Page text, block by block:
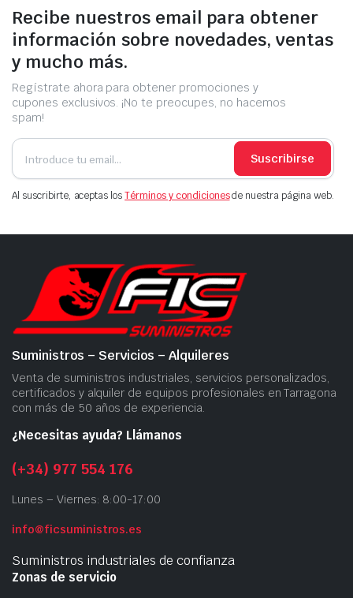
Recibe nuestros email para obtener
información sobre novedades, ventas
y mucho más.
Regístrate ahora para obtener promociones y
cupones exclusivos. ¡No te preocupes, no hacemos
spam!
Suscribirse
Al suscribirte, aceptas losTérminos y condicionesde nuestra página web.
Suministros – Servicios – Alquileres
Venta de suministros industriales, servicios personalizados,
certificados y alquiler de equipos profesionales en Tarragona
con más de 50 años de experiencia.
¿Necesitas ayuda? Llámanos
(+34) 977 554 176
Lunes – Viernes: 8:00-17:00
info@ficsuministros.es
Suministros industriales de confianza
Zonas de servicio